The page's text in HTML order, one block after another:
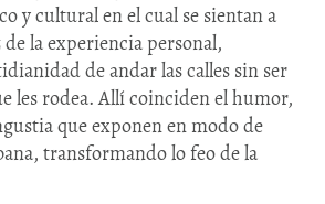
y cultural en el cual se sientan a
la experiencia personal,
de andar las calles sin ser
les rodea. Allí coinciden el humor,
que exponen en modo de
transformando lo feo de la